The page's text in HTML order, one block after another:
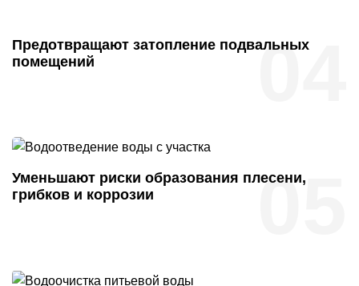
04
Предотвращают затопление подвальных
помещений
05
Уменьшают риски образования плесени,
грибков и коррозии